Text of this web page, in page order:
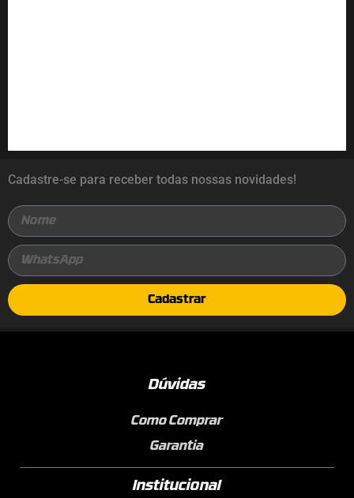
Cadastre-se para receber todas nossas novidades!
Cadastrar
Dúvidas
Como Comprar
Garantia
Institucional